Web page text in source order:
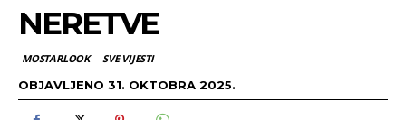
NERETVE
MOSTARLOOK SVE VIJESTI
OBJAVLJENO 31. OKTOBRA 2025.